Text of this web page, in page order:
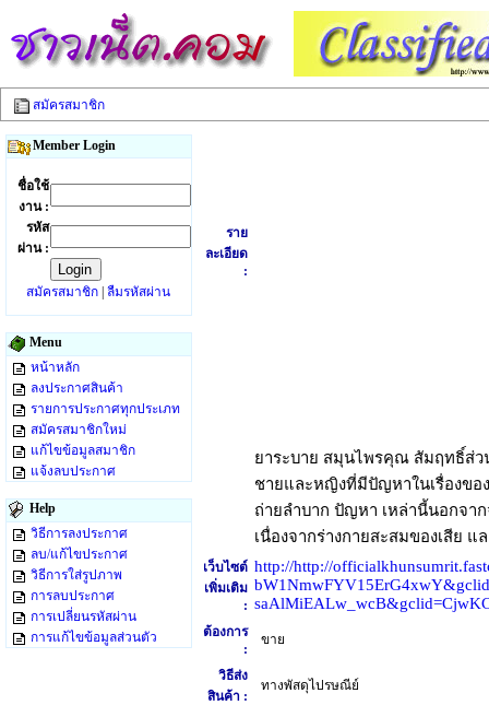
สมัครสมาชิก
Member Login
ชื่อใช้
งาน :
รหัส
ผ่าน :
สมัครสมาชิก ลืมรหัสผ่าน
Menu
หน้าหลัก
ลงประกาศสินค้า
รายการประกาศทุกประเภท
สมัครสมาชิกใหม่
แก้ไขข้อมูลสมาชิก
แจ้งลบประกาศ
Help
วิธีการลงประกาศ
ลบ/แก้ไขประกาศ
วิธีการใส่รูปภาพ
การลบประกาศ
การเปลี่ยนรหัสผ่าน
การแก้ไขข้อมูลส่วนตัว
ราย
ละเอียด
:
ยาระบาย สมุนไพรคุณ สัมฤทธิ์ส่ว
ชายและหญิงที่มีปัญหาในเรื่องขอ
ถ่ายลำบาก ปัญหา เหล่านี้นอกจา
เนื่องจากร่างกายสะสมของเสีย แ
เว็บไซต์
เพิ่มเติม
:
http://http://
ต้องการ
:
ขาย
วิธีส่ง
สินค้า :
ทางพัสดุไปรษณีย์